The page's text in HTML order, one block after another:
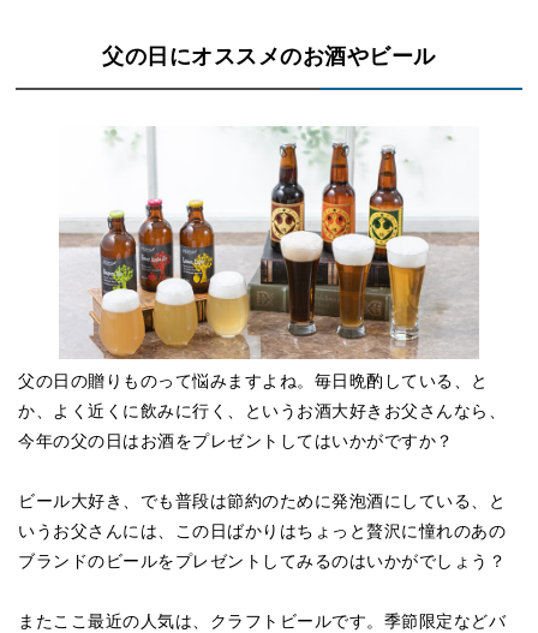
父の日にオススメのお酒やビール
父の日の贈りものって悩みますよね。毎日晩酌している、と
か、よく近くに飲みに行く、というお酒大好きお父さんなら、
今年の父の日はお酒をプレゼントしてはいかがですか？
ビール大好き、でも普段は節約のために発泡酒にしている、と
いうお父さんには、この日ばかりはちょっと贅沢に憧れのあの
ブランドのビールをプレゼントしてみるのはいかがでしょう？
またここ最近の人気は、クラフトビールです。季節限定などバ